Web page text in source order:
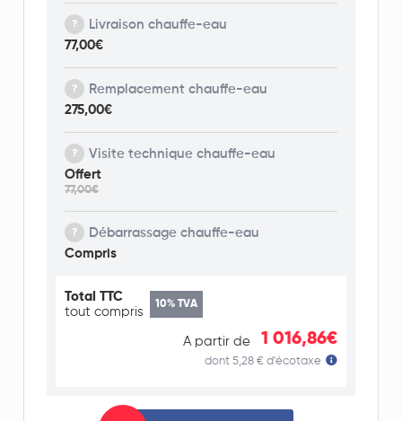
Livraison chauffe-eau
77,00€
Remplacement chauffe-eau
275,00€
Visite technique chauffe-eau
Offert
77,00€
Débarrassage chauffe-eau
Compris
Total TTC
tout compris
10% TVA
A partir de 1 016,86€
dont 5,28 € d'écotaxe